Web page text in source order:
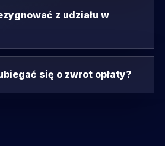
z udziału w
się o zwrot opłaty?